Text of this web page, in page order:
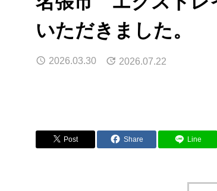
いただきました。
2026.03.30 2026.07.22
Post Share Line